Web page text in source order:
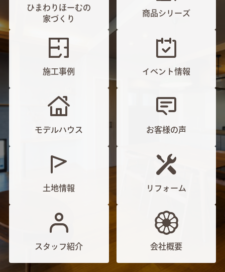
ひまわりほーむの
家づくり
商品シリーズ
施工事例 イベント情報
モデルハウス お客様の声
土地情報 リフォーム
スタッフ紹介 会社概要